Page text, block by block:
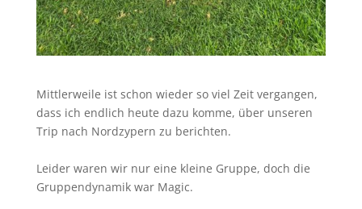
Mittlerweile ist schon wieder so viel Zeit vergangen,
dass ich endlich heute dazu komme, über unseren
Trip nach Nordzypern zu berichten.
Leider waren wir nur eine kleine Gruppe, doch die
Gruppendynamik war Magic.